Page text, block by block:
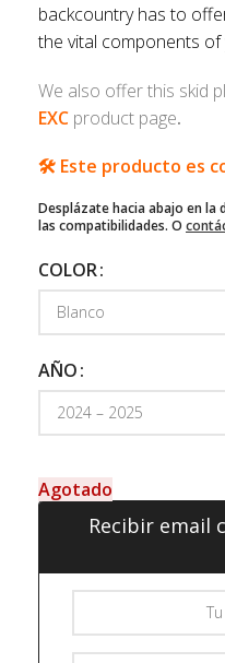
backcountry has to
the vital components of
We also offer this skid
EXC product page.
🛠️ Este producto es
Desplázate hacia abajo en la
las compatibilidades. O
COLOR
AÑO
Agotado
Recibir email